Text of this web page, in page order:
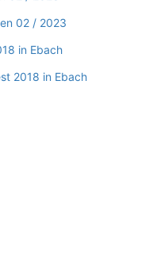
02 / 2023
in Ebach
2018 in Ebach